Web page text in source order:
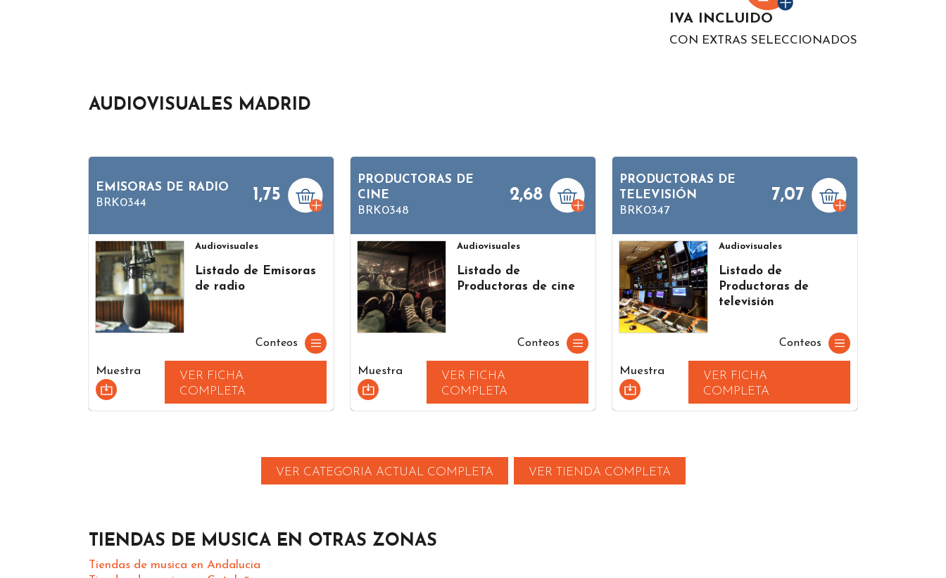
IVA INCLUIDO
CON EXTRAS SELECCIONADOS
AUDIOVISUALES MADRID
EMISORAS DE RADIO
BRK0344
1,75
Audiovisuales
Listado de Emisoras
de radio
Conteos
Muestra
VER FICHA
COMPLETA
PRODUCTORAS DE
CINE
BRK0348
2,68
Audiovisuales
Listado de
Productoras de cine
Conteos
Muestra
VER FICHA
COMPLETA
PRODUCTORAS DE
TELEVISIÓN
BRK0347
7,07
Audiovisuales
Listado de
Productoras de
televisión
Conteos
Muestra
VER FICHA
COMPLETA
VER CATEGORIA ACTUAL COMPLETA VER TIENDA COMPLETA
TIENDAS DE MUSICA EN OTRAS ZONAS
Tiendas de musica en Andalucia